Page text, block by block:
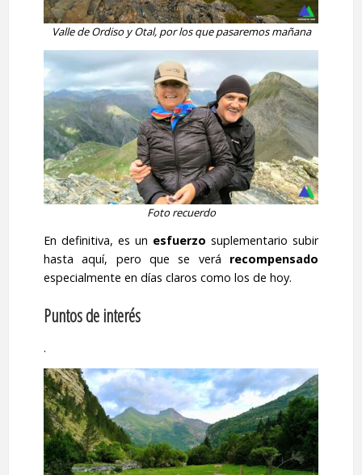
Valle de Ordiso y Otal, por los que pasaremos mañana
Foto recuerdo
En definitiva, es un esfuerzo suplementario subir
hasta aquí, pero que se verá recompensado
especialmente en días claros como los de hoy.
Puntos de interés
.